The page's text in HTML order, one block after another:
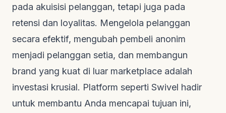
pada akuisisi pelanggan, tetapi juga pada
retensi dan loyalitas. Mengelola pelanggan
secara efektif, mengubah pembeli anonim
menjadi pelanggan setia, dan membangun
brand yang kuat di luar marketplace adalah
investasi krusial. Platform seperti Swivel hadir
untuk membantu Anda mencapai tujuan ini,